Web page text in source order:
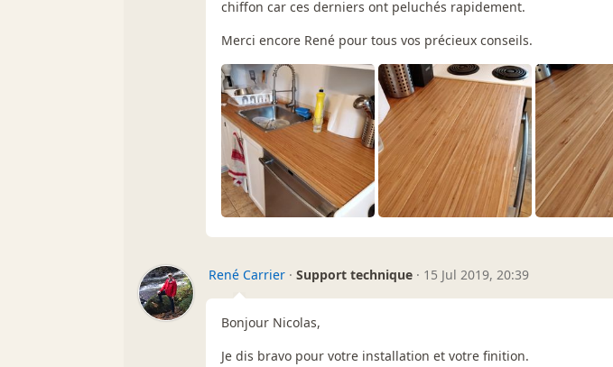
chiffon car ces derniers ont peluchés rapidement.
Merci encore René pour tous vos précieux conseils.
René Carrier · Support technique · 15 Jul 2019, 20:39
Bonjour Nicolas,
Je dis bravo pour votre installation et votre finition.